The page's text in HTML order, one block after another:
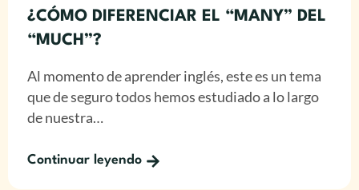
¿CÓMO DIFERENCIAR EL “MANY” DEL
“MUCH”?
Al momento de aprender inglés, este es un tema
que de seguro todos hemos estudiado a lo largo
de nuestra…
Continuar leyendo